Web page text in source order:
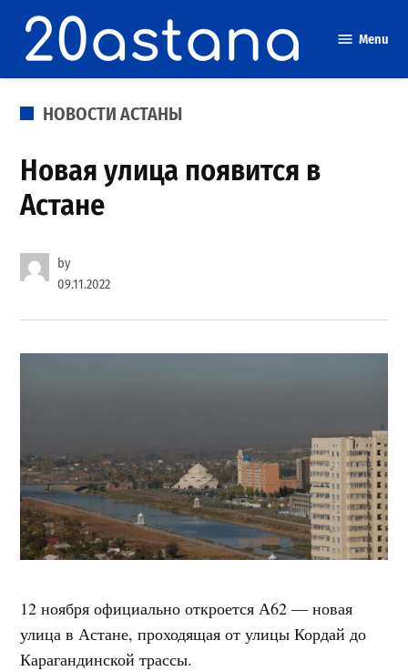
content
Menu
POSTED
НОВОСТИ АСТАНЫ
Новая улица появится в
Астане
by
09.11.2022
12 ноября официально откроется А62 — новая
улица в Астане, проходящая от улицы Кордай до
Карагандинской трассы.